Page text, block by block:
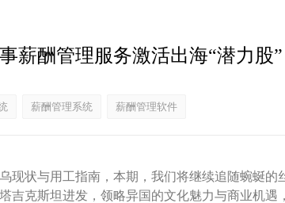
薪酬管理系统 薪酬管理软件
现状与用工指南，本期，我们将继续追随蜿蜒的
克斯坦进发，领略异国的文化魅力与商业机遇